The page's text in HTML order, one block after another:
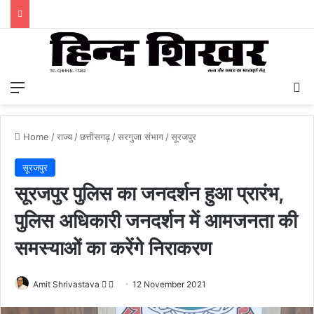
Home /राज्य/छत्तीसगढ़/सरगुजा संभाग/सूरजपुर
सूरजपुर
सूरजपुर पुलिस का जनदर्शन हुआ प्रारंभ,
पुलिस अधिकारी जनदर्शन में आमजनता की
समस्याओं का करेंगे निराकरण
Amit Shrivastava
F
12 November 2021